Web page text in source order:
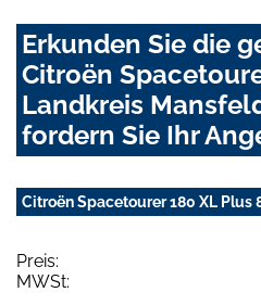
Erkunden Sie die
Citroën
Landkreis
fordern Sie Ihr
Citroën Spacetourer 180 XL Plus
Preis:
MWSt: